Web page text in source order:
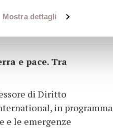
Mostra dettagli
e pace. Tra
di Diritto
in programma
e le emergenze